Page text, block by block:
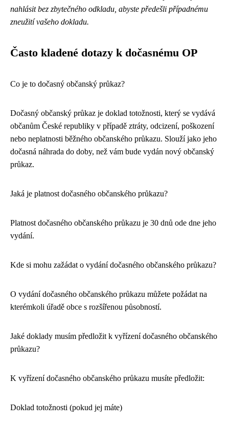
nahlásit bez zbytečného odkladu, abyste předešli případnému
zneužití vašeho dokladu.
Často kladené dotazy k dočasnému OP
Co je to dočasný občanský průkaz?
Dočasný občanský průkaz je doklad totožnosti, který se vydává
občanům České republiky v případě ztráty, odcizení, poškození
nebo neplatnosti běžného občanského průkazu. Slouží jako jeho
dočasná náhrada do doby, než vám bude vydán nový občanský
průkaz.
Jaká je platnost dočasného občanského průkazu?
Platnost dočasného občanského průkazu je 30 dnů ode dne jeho
vydání.
Kde si mohu zažádat o vydání dočasného občanského průkazu?
O vydání dočasného občanského průkazu můžete požádat na
kterémkoli úřadě obce s rozšířenou působností.
Jaké doklady musím předložit k vyřízení dočasného občanského
průkazu?
K vyřízení dočasného občanského průkazu musíte předložit:
Doklad totožnosti (pokud jej máte)